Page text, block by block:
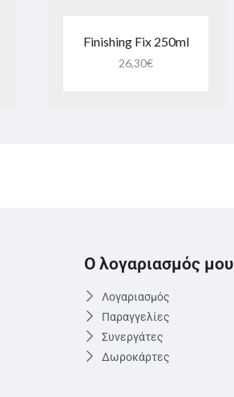
Finishing Fix 250ml
26,30€
Ο λογαριασμός μου
Λογαριασμός
Παραγγελίες
Συνεργάτες
Δωροκάρτες